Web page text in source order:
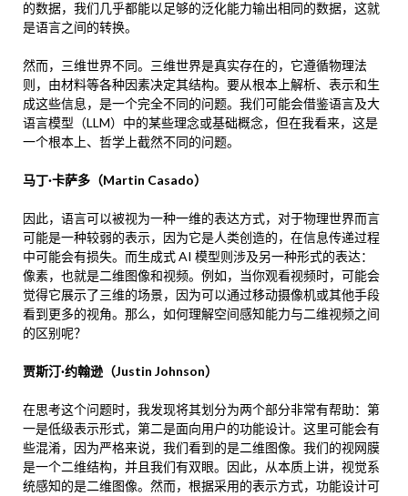
的数据，我们几乎都能以足够的泛化能力输出相同的数据，这就
是语言之间的转换。
然而，三维世界不同。三维世界是真实存在的，它遵循物理法
则，由材料等各种因素决定其结构。要从根本上解析、表示和生
成这些信息，是一个完全不同的问题。我们可能会借鉴语言及大
语言模型（LLM）中的某些理念或基础概念，但在我看来，这是
一个根本上、哲学上截然不同的问题。
马丁·卡萨多（Martin Casado）
因此，语言可以被视为一种一维的表达方式，对于物理世界而言
可能是一种较弱的表示，因为它是人类创造的，在信息传递过程
中可能会有损失。而生成式 AI 模型则涉及另一种形式的表达：
像素，也就是二维图像和视频。例如，当你观看视频时，可能会
觉得它展示了三维的场景，因为可以通过移动摄像机或其他手段
看到更多的视角。那么，如何理解空间感知能力与二维视频之间
的区别呢？
贾斯汀·约翰逊（Justin Johnson）
在思考这个问题时，我发现将其划分为两个部分非常有帮助：第
一是低级表示形式，第二是面向用户的功能设计。这里可能会有
些混淆，因为严格来说，我们看到的是二维图像。我们的视网膜
是一个二维结构，并且我们有双眼。因此，从本质上讲，视觉系
统感知的是二维图像。然而，根据采用的表示方式，功能设计可